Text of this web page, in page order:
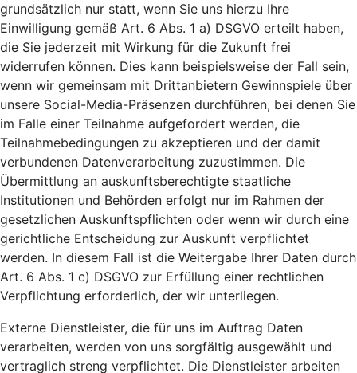
grundsätzlich nur statt, wenn Sie uns hierzu Ihre
Einwilligung gemäß Art. 6 Abs. 1 a) DSGVO erteilt haben,
die Sie jederzeit mit Wirkung für die Zukunft frei
widerrufen können. Dies kann beispielsweise der Fall sein,
wenn wir gemeinsam mit Drittanbietern Gewinnspiele über
unsere Social-Media-Präsenzen durchführen, bei denen Sie
im Falle einer Teilnahme aufgefordert werden, die
Teilnahmebedingungen zu akzeptieren und der damit
verbundenen Datenverarbeitung zuzustimmen. Die
Übermittlung an auskunftsberechtigte staatliche
Institutionen und Behörden erfolgt nur im Rahmen der
gesetzlichen Auskunftspflichten oder wenn wir durch eine
gerichtliche Entscheidung zur Auskunft verpflichtet
werden. In diesem Fall ist die Weitergabe Ihrer Daten durch
Art. 6 Abs. 1 c) DSGVO zur Erfüllung einer rechtlichen
Verpflichtung erforderlich, der wir unterliegen.
Externe Dienstleister, die für uns im Auftrag Daten
verarbeiten, werden von uns sorgfältig ausgewählt und
vertraglich streng verpflichtet. Die Dienstleister arbeiten